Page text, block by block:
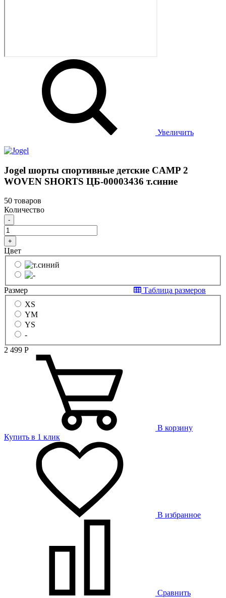
Увеличить
Jogel шорты спортивные детские CAMP 2
WOVEN SHORTS ЦБ-00003436 т.синие
50 товаров
Количество
-
+
Цвет
Размер
Таблица размеров
XS
YM
YS
-
2 499 Р
В корзину
Купить в 1 клик
В избранное
Сравнить